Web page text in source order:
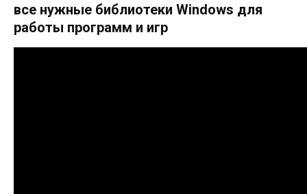
все нужные библиотеки Windows для
работы программ и игр